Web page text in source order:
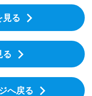
見る
る
へ戻る